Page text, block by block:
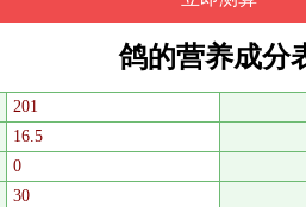
鸽的营养成分
201
16.5
0
30